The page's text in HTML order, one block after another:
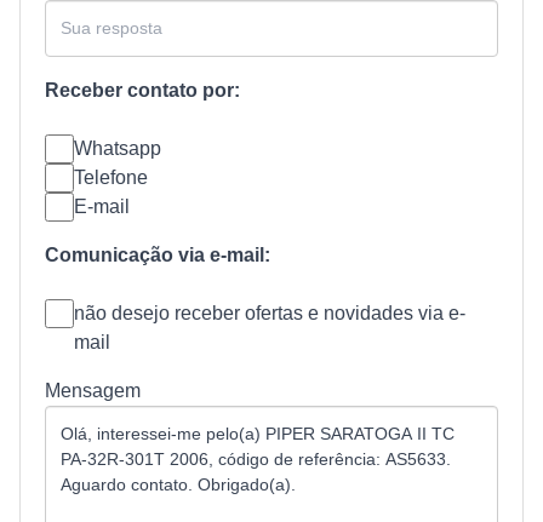
Receber contato por:
Whatsapp
Telefone
E-mail
Comunicação via e-mail:
não desejo receber ofertas e novidades via e-
mail
Mensagem